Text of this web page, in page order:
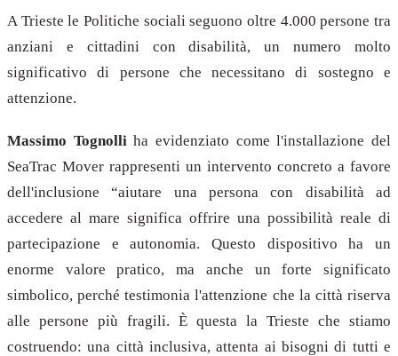
A Trieste le Politiche sociali seguono oltre 4.000 persone tra
anziani e cittadini con disabilità, un numero molto
significativo di persone che necessitano di sostegno e
attenzione.
Massimo Tognolliha evidenziato come l'installazione del
SeaTrac Mover rappresenti un intervento concreto a favore
dell'inclusione “aiutare una persona con disabilità ad
accedere al mare significa offrire una possibilità reale di
partecipazione e autonomia. Questo dispositivo ha un
enorme valore pratico, ma anche un forte significato
simbolico, perché testimonia l'attenzione che la città riserva
alle persone più fragili. È questa la Trieste che stiamo
costruendo: una città inclusiva, attenta ai bisogni di tutti e